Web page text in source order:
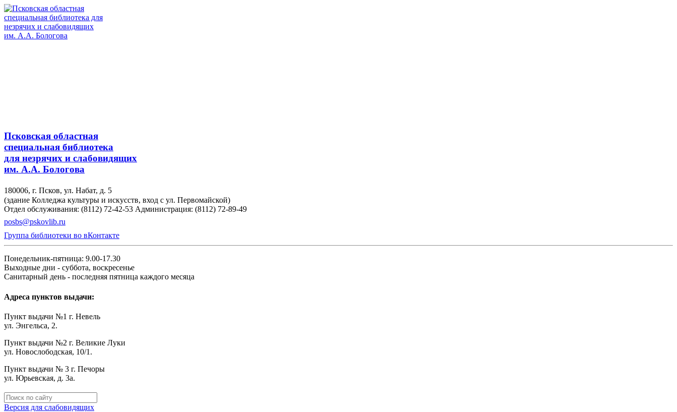
Псковская областная
специальная библиотека
для незрячих и слабовидящих
им. А.А. Бологова
180006, г. Псков, ул. Набат, д. 5
(здание Колледжа культуры и искусств, вход с ул. Первомайской)
Отдел обслуживания: (8112) 72-42-53 Администрация: (8112) 72-89-49
posbs@pskovlib.ru
Группа библиотеки во вКонтакте
Понедельник-пятница: 9.00-17.30
Выходные дни - суббота, воскресенье
Санитарный день - последняя пятница каждого месяца
Адреса пунктов выдачи:
Пункт выдачи №1 г. Невель
ул. Энгельса, 2.
Пункт выдачи №2 г. Великие Луки
ул. Новослободская, 10/1.
Пункт выдачи № 3 г. Печоры
ул. Юрьевская, д. 3а.
Версия для слабовидящих